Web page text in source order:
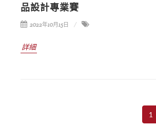
品設計專業賽
2022年10月15日
詳細
1